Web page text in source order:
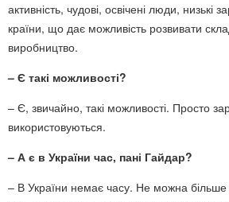
активність, чудові, освічені люди, низькі
країни, що дає можливість розвивати
виробництво.
– Є такі можливості?
– Є, звичайно, такі можливості. Просто
використовуються.
– А є в України час, пані Гайдар?
– В України немає часу. Не можна